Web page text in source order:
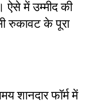
ऐसे में उम्मीद की
रुकावट के पूरा
शानदार फॉर्म में